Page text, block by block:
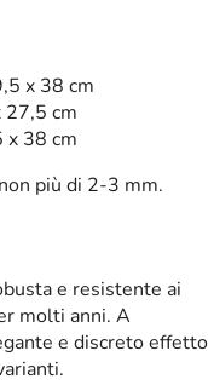
x 38 cm
cm
x 38 cm
più di 2-3 mm.
e resistente ai
molti anni. A
e discreto effetto